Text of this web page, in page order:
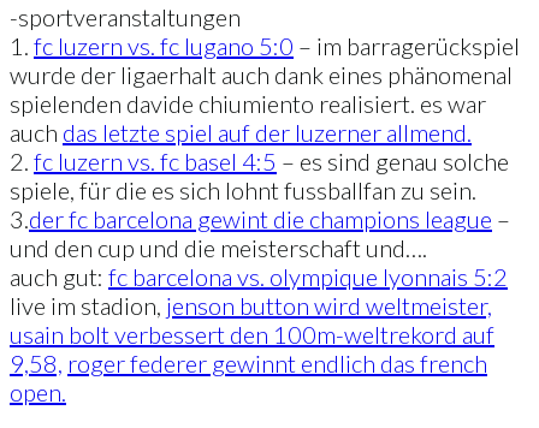
-sportveranstaltungen
1. fc luzern vs. fc lugano 5:0 – im barragerückspiel
wurde der ligaerhalt auch dank eines phänomenal
spielenden davide chiumiento realisiert. es war
auch das letzte spiel auf der luzerner allmend.
2. fc luzern vs. fc basel 4:5 – es sind genau solche
spiele, für die es sich lohnt fussballfan zu sein.
3.der fc barcelona gewint die champions league –
und den cup und die meisterschaft und….
auch gut: fc barcelona vs. olympique lyonnais 5:2
live im stadion, jenson button wird weltmeister,
usain bolt verbessert den 100m-weltrekord auf
9,58, roger federer gewinnt endlich das french
open.